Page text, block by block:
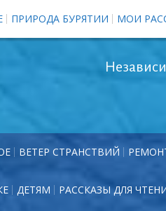
ПРИРОДА БУРЯТИИ МОИ
ВЕТЕР СТРАНСТВИЙ
ДЕТЯМ РАССКАЗЫ ДЛЯ